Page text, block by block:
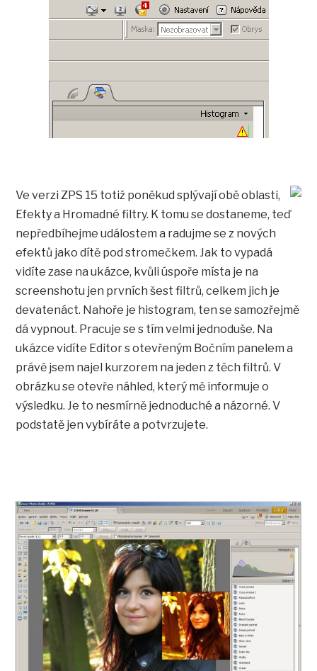
Ve verzi ZPS 15 totiž poněkud splývají obě oblasti,
Efekty a Hromadné filtry. K tomu se dostaneme, teď
nepředbíhejme událostem a radujme se z nových
efektů jako dítě pod stromečkem. Jak to vypadá
vidíte zase na ukázce, kvůli úspoře místa je na
screenshotu jen prvních šest filtrů, celkem jich je
devatenáct. Nahoře je histogram, ten se samozřejmě
dá vypnout. Pracuje se s tím velmi jednoduše. Na
ukázce vidíte Editor s otevřeným Bočním panelem a
právě jsem najel kurzorem na jeden z těch filtrů. V
obrázku se otevře náhled, který mě informuje o
výsledku. Je to nesmírně jednoduché a názorné. V
podstatě jen vybíráte a potvrzujete.